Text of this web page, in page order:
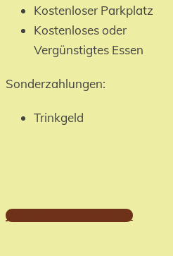
Kostenloser Parkplatz
Kostenloses oder
Vergünstigtes Essen
Sonderzahlungen:
Trinkgeld
JETZT BEWERBEN >